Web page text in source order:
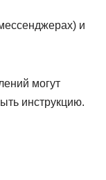
и
могут
инструкцию.